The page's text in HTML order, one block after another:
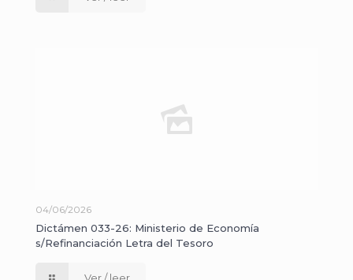
04/06/2026
Dictámen 033-26: Ministerio de Economía
s/Refinanciación Letra del Tesoro